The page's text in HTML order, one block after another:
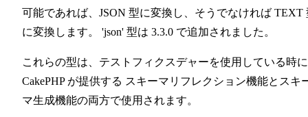
可能であれば、JSON 型に変換し、そうでなければ TEXT
に変換します。 'json' 型は 3.3.0 で追加されました。
これらの型は、テストフィクスデャーを使用している時
CakePHP が提供する スキーマリフレクション機能とスキ
マ生成機能の両方で使用されます。